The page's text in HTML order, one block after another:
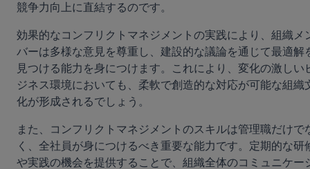
競争力向上に直結するのです。
効果的なコンフリクトマネジメントの実践により、組織メ
バーは多様な意見を尊重し、建設的な議論を通じて最適解
見つける能力を身につけます。これにより、変化の激しい
ジネス環境においても、柔軟で創造的な対応が可能な組織
化が形成されるでしょう。
また、コンフリクトマネジメントのスキルは管理職だけで
く、全社員が身につけるべき重要な能力です。定期的な研
や実践の機会を提供することで、組織全体のコミュニケー